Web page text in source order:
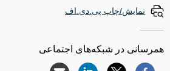
نمایش/چاپ پی.دی.اف
همرسانی در شبکه‌های اجتماعی